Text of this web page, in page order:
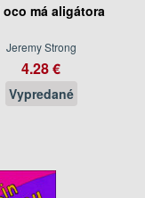
oco má aligátora
Jeremy Strong
4.28 €
Vypredané